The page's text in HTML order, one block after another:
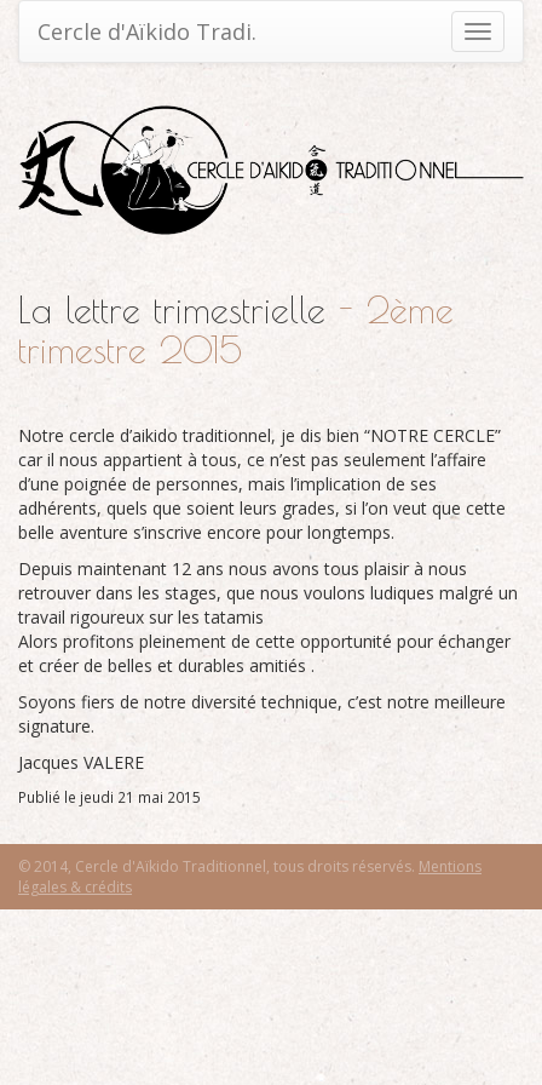
Toggle
Cercle d'Aïkido Tradi.
La lettre trimestrielle - 2ème
trimestre 2015
Notre cercle d’aikido traditionnel, je dis bien “NOTRE CERCLE”
car il nous appartient à tous, ce n’est pas seulement l’affaire
d’une poignée de personnes, mais l’implication de ses
adhérents, quels que soient leurs grades, si l’on veut que cette
belle aventure s’inscrive encore pour longtemps.
Depuis maintenant 12 ans nous avons tous plaisir à nous
retrouver dans les stages, que nous voulons ludiques malgré un
travail rigoureux sur les tatamis
Alors profitons pleinement de cette opportunité pour échanger
et créer de belles et durables amitiés .
Soyons fiers de notre diversité technique, c’est notre meilleure
signature.
Jacques VALERE
Publié le jeudi 21 mai 2015
© 2014, Cercle d'Aïkido Traditionnel, tous droits réservés. Mentions
légales & crédits